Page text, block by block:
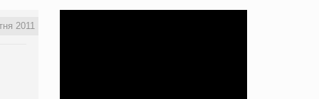
2011